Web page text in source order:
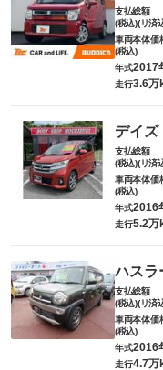
支払総額
(税込)(リ済
車両本体価
(税込)
年式2017
走行3.6万
デイズ
支払総額
(税込)(リ済
車両本体価
(税込)
年式2016
走行5.2万
ハスラ
支払総額
(税込)(リ済
車両本体価
(税込)
年式2016
走行4.7万